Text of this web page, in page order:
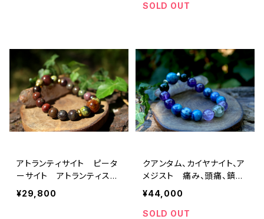
SOLD OUT
アトランティサイト ピータ
ーサイト アトランティスの
叡智、天国の王国への旅
¥29,800
クアンタム、カイヤナイト、ア
メジスト 痛み、頭痛、鎮痛
作用、月経痛、自然治癒力を
高める
¥44,000
SOLD OUT